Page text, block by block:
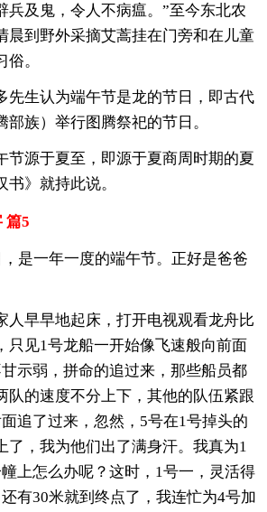
兵及鬼，令人不病瘟。”至今东北农
晨到野外采摘艾蒿挂在门旁和在儿童
。
先生认为端午节是龙的节日，即古代
族）举行图腾祭祀的节日。
节源于夏至，即源于夏商周时期的夏
》就持此说。
篇5
是一年一度的端午节。正好是爸爸
人早早地起床，打开电视观看龙舟比
只见1号龙船一开始像飞速般向前面
示弱，拼命的追过来，那些船员都
队的速度不分上下，其他的队伍紧跟
追了过来，忽然，5号在1号掉头的
了，我为他们出了满身汗。我真为1
上怎么办呢？这时，1号一，灵活得
有30米就到终点了，我连忙为4号加